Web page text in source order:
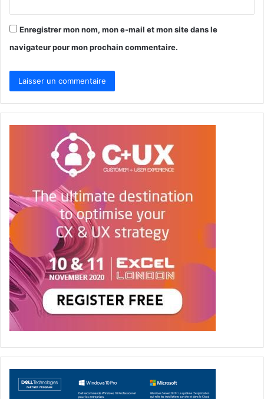
Enregistrer mon nom, mon e-mail et mon site dans le
navigateur pour mon prochain commentaire.